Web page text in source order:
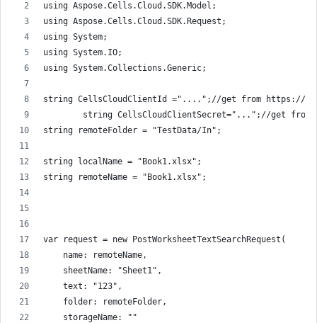
using Aspose.Cells.Cloud.SDK.Model;
using Aspose.Cells.Cloud.SDK.Request;
using System;
using System.IO;
using System.Collections.Generic;
string CellsCloudClientId ="....";//get from https://
string CellsCloudClientSecret="...";//get
string remoteFolder = "TestData/In";
string localName = "Book1.xlsx";
string remoteName = "Book1.xlsx";
var request = new PostWorksheetTextSearchRequest(
    name: remoteName,
    sheetName: "Sheet1",
    text: "123",
    folder: remoteFolder,
    storageName: ""